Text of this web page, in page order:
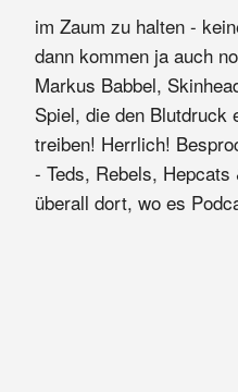
im Zaum zu halten -
dann kommen ja auch
Markus Babbel,
Spiel, die den Blutdruck
treiben! Herrlich!
- Teds, Rebels,
überall dort, wo es